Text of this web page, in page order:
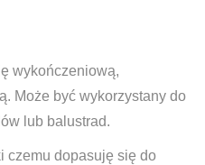
wykończeniową,
Może być wykorzystany do
lub balustrad.
czemu dopasuję się do